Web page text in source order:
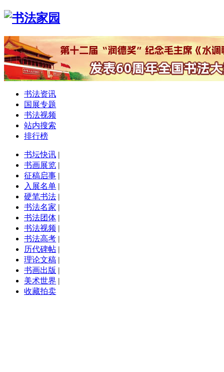
书法资讯
国展专题
书法视频
站内搜索
排行榜
书坛快讯 |
书画展览 |
征稿启事 |
入展名单 |
硬笔书法 |
书法名家 |
书法团体 |
书法视频 |
书法高考 |
历代碑帖 |
理论文稿 |
书画出版 |
美术世界 |
收藏拍卖